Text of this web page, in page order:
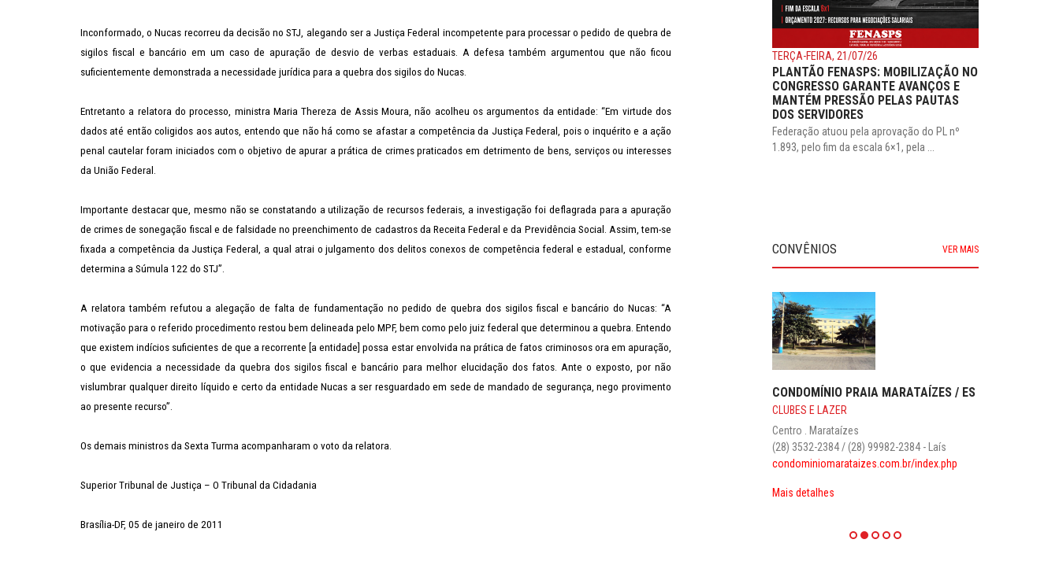
Inconformado, o Nucas recorreu da decisão no STJ, alegando ser a Justiça Federal incompetente para processar o pedido de quebra de
sigilos fiscal e bancário em um caso de apuração de desvio de verbas estaduais. A defesa também argumentou que não ficou
suficientemente demonstrada a necessidade jurídica para a quebra dos sigilos do Nucas.
Entretanto a relatora do processo, ministra Maria Thereza de Assis Moura, não acolheu os argumentos da entidade: “Em virtude dos
dados até então coligidos aos autos, entendo que não há como se afastar a competência da Justiça Federal, pois o inquérito e a ação
penal cautelar foram iniciados com o objetivo de apurar a prática de crimes praticados em detrimento de bens, serviços ou interesses
da União Federal.
Importante destacar que, mesmo não se constatando a utilização de recursos federais, a investigação foi deflagrada para a apuração
de crimes de sonegação fiscal e de falsidade no preenchimento de cadastros da Receita Federal e da Previdência Social. Assim, tem-se
fixada a competência da Justiça Federal, a qual atrai o julgamento dos delitos conexos de competência federal e estadual, conforme
determina a Súmula 122 do STJ”.
A relatora também refutou a alegação de falta de fundamentação no pedido de quebra dos sigilos fiscal e bancário do Nucas: “A
motivação para o referido procedimento restou bem delineada pelo MPF, bem como pelo juiz federal que determinou a quebra. Entendo
que existem indícios suficientes de que a recorrente [a entidade] possa estar envolvida na prática de fatos criminosos ora em apuração,
o que evidencia a necessidade da quebra dos sigilos fiscal e bancário para melhor elucidação dos fatos. Ante o exposto, por não
vislumbrar qualquer direito líquido e certo da entidade Nucas a ser resguardado em sede de mandado de segurança, nego provimento
ao presente recurso”.
Os demais ministros da Sexta Turma acompanharam o voto da relatora.
Superior Tribunal de Justiça – O Tribunal da Cidadania
Brasília-DF, 05 de janeiro de 2011
TERÇA-FEIRA, 21/07/26
PLANTÃO FENASPS: MOBILIZAÇÃO NO
CONGRESSO GARANTE AVANÇOS E
MANTÉM PRESSÃO PELAS PAUTAS
DOS SERVIDORES
Federação atuou pela aprovação do PL nº
1.893, pelo fim da escala 6×1, pela ...
CONVÊNIOS VER MAIS
CONDOMÍNIO PRAIA MARATAÍZES / ES
CLUBES E LAZER
Centro . Marataízes
(28) 3532-2384 / (28) 99982-2384 - Laís
condominiomarataizes.com.br/index.php
Mais detalhes